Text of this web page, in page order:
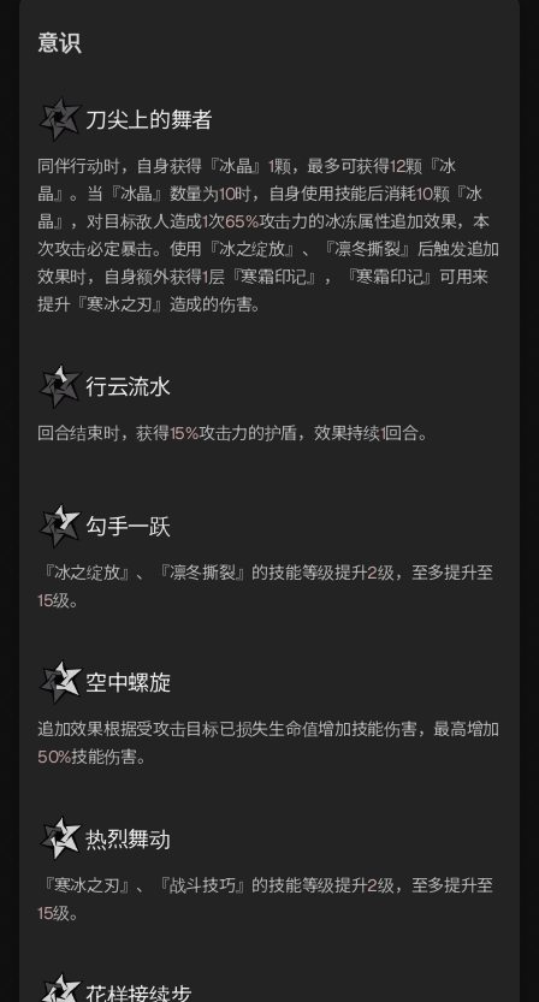
意识
刀尖上的舞者
同伴行动时，自身获得『冰晶』1颗，最多可获得12颗『冰
晶』。当『冰晶』数量为10时，自身使用技能后消耗10颗『冰
晶』，对目标敌人造成1次65%攻击力的冰冻属性追加效果，本
次攻击必定暴击。使用『冰之绽放』、『凛冬撕裂』后触发追加
效果时，自身额外获得1层『寒霜印记』，『寒霜印记』可用来
提升『寒冰之刃』造成的伤害。
行云流水
回合结束时，获得15%攻击力的护盾，效果持续1回合。
勾手一跃
『冰之绽放』、『凛冬撕裂』的技能等级提升2级，至多提升至
15级。
空中螺旋
追加效果根据受攻击目标已损失生命值增加技能伤害，最高增加
50%技能伤害。
热烈舞动
『寒冰之刃』、『战斗技巧』的技能等级提升2级，至多提升至
15级。
花样接续步